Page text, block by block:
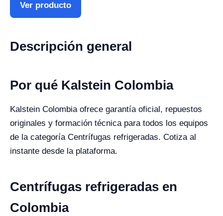
Ver producto
Descripción general
Por qué Kalstein Colombia
Kalstein Colombia ofrece garantía oficial, repuestos
originales y formación técnica para todos los equipos
de la categoría Centrífugas refrigeradas. Cotiza al
instante desde la plataforma.
Centrífugas refrigeradas en
Colombia